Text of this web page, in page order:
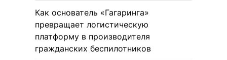
Как основатель «Гагаринга»
превращает логистическую
платформу в производителя
гражданских беспилотников